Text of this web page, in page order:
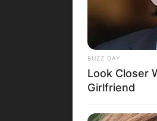
BUZZ DAY
Look Closer
Girlfriend